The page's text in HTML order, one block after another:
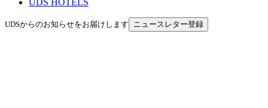
UDSからのお知らせをお届けします ニュースレター登録